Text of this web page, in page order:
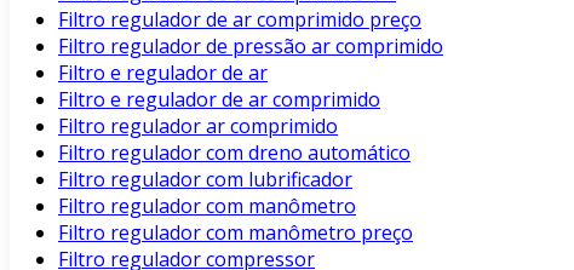
Filtro regulador de ar comprimido preço
Filtro regulador de pressão ar comprimido
Filtro e regulador de ar
Filtro e regulador de ar comprimido
Filtro regulador ar comprimido
Filtro regulador com dreno automático
Filtro regulador com lubrificador
Filtro regulador com manômetro
Filtro regulador com manômetro preço
Filtro regulador compressor